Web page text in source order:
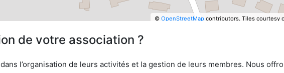
© OpenStreetMapcontributors. Tiles courtesy
de votre association ?
l’organisation de leurs activités et la gestion de leurs membres. Nous